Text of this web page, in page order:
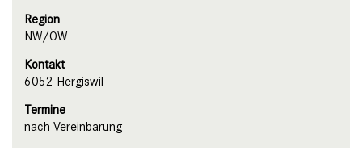
Region
NW/OW
Kontakt
6052 Hergiswil
Termine
nach Vereinbarung